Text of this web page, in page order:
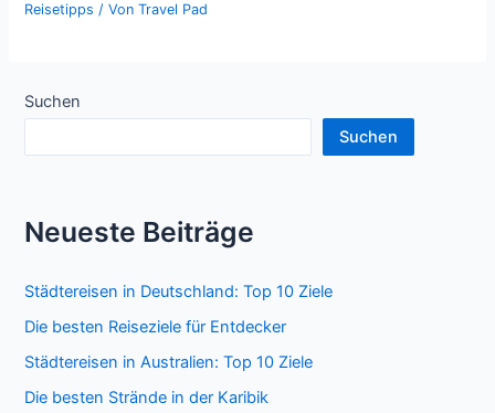
Reisetipps / VonTravel Pad
Suchen
Suchen
Neueste Beiträge
Städtereisen in Deutschland: Top 10 Ziele
Die besten Reiseziele für Entdecker
Städtereisen in Australien: Top 10 Ziele
Die besten Strände in der Karibik